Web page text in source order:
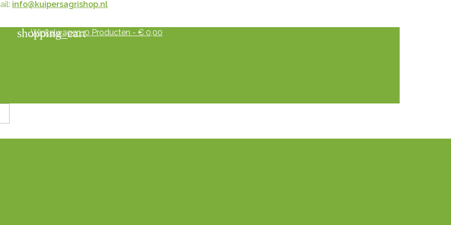
info@kuipersagrishop.nl
shopping_cart
Winkelwagen: 0 Producten - € 0,00